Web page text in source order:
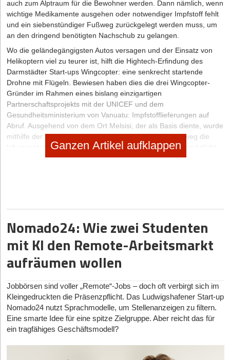
auch zum Alptraum für die Bewohner werden. Dann nämlich, wenn
wichtige Medi­kamente ausgehen oder notwendiger Impfstoff fehlt
und ein siebenstündiger Fußweg zurückgelegt werden muss, um
an den dringend benötigten Nachschub zu gelangen.
Wo die geländegängigsten Autos versagen und der Einsatz von
Helikoptern viel zu teurer ist, hilft die Hightech-Erfindung des
Darmstädter Start-ups Wingcopter: eine senkrecht startende
Drohne mit Flügeln. Bewiesen haben dies die drei Wingcopter-
Gründer im Rahmen eines bislang einzigartigen
Partnerschaftsprojekts mit der UNICEF und dem
Gesundheitsministerium von Vanuatu: Impfstofflieferungen auf
Abruf. Ausgehend von dem Ort Melsisi, der als Basis diente, wurde
mithilfe der Transportdrohne über mehrere Monate hinweg die
lebens­notwendige Impfung von Kindern in 19 Dörfern ermöglicht.
Die Wingcopter-Drohne startet und landet wie ein Multicopter senkrecht auf kleinstem
Raum und fliegt lange Strecken so effizient und schnell wie ein Flächenflugzeug. So
Ganzen Artikel aufklappen
Nomado24: Wie zwei Studenten
mit KI den Remote-Arbeitsmarkt
aufräumen wollen
Jobbörsen sind voller „Remote“-Jobs – doch oft verbirgt sich im
Kleingedruckten die Präsenzpflicht. Das Ludwigshafener Start-up
Nomado24 nutzt Sprachmodelle, um Stellenanzeigen zu filtern.
Eine smarte Idee für eine spitze Zielgruppe. Aber reicht das für
ein tragfähiges Geschäftsmodell?